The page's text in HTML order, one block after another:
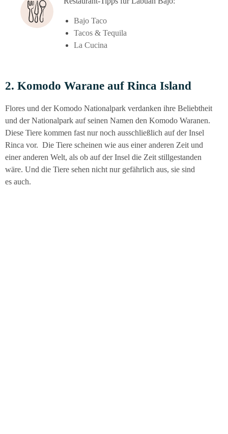
Bajo Taco
Tacos & Tequila
La Cuci­na
2. Komo­do Wara­ne auf Rin­ca Island
Flo­res und der Komo­do Natio­nal­park ver­dan­ken ihre Beliebt­heit
und der Natio­nal­park auf sei­nen Namen den Komo­do Wara­nen.
Die­se Tie­re kom­men fast nur noch aus­schließ­lich auf der Insel
Rin­ca vor. Die Tie­re schei­nen wie aus einer ande­ren Zeit und
einer ande­ren Welt, als ob auf der Insel die Zeit still­ge­stan­den
wäre. Und die Tie­re sehen nicht nur gefähr­lich aus, sie sind
es auch.